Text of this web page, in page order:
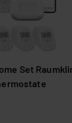
Set